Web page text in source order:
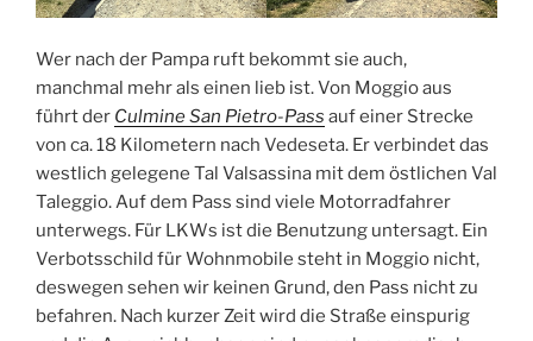
Wer nach der Pampa ruft bekommt sie auch,
manchmal mehr als einen lieb ist. Von Moggio aus
führt der Culmine San Pietro-Pass auf einer Strecke
von ca. 18 Kilometern nach Vedeseta. Er verbindet das
westlich gelegene Tal Valsassina mit dem östlichen Val
Taleggio. Auf dem Pass sind viele Motorradfahrer
unterwegs. Für LKWs ist die Benutzung untersagt. Ein
Verbotsschild für Wohnmobile steht in Moggio nicht,
deswegen sehen wir keinen Grund, den Pass nicht zu
befahren. Nach kurzer Zeit wird die Straße einspurig